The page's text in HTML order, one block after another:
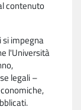
contenuto
impegna
l'Università
legali –